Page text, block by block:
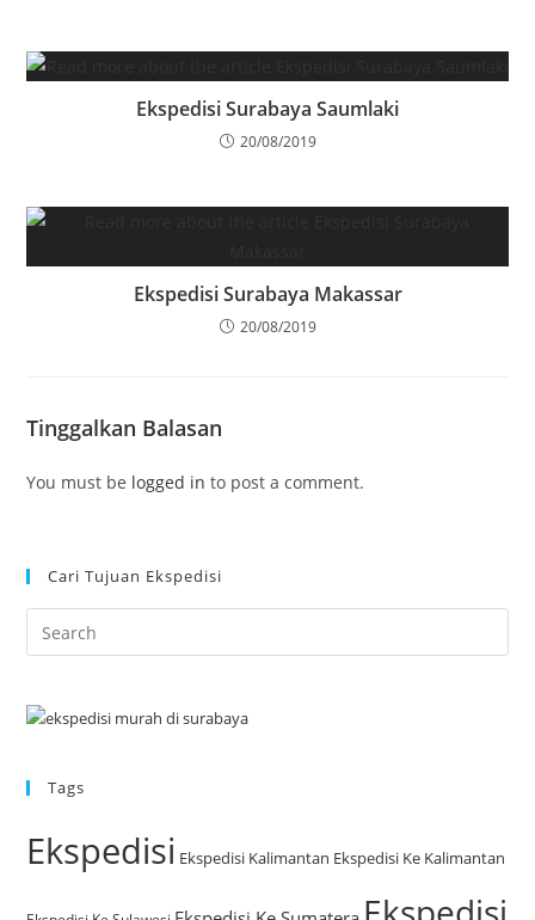
Ekspedisi Surabaya Saumlaki
20/08/2019
Ekspedisi Surabaya Makassar
20/08/2019
Tinggalkan Balasan
You must be logged in to post a comment.
Cari Tujuan Ekspedisi
Tags
Ekspedisi Ekspedisi Kalimantan Ekspedisi Ke Kalimantan